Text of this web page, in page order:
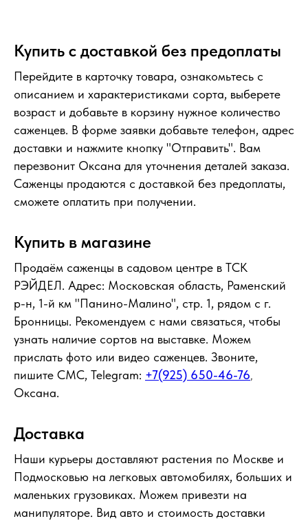
Купить с доставкой без предоплаты
Перейдите в карточку товара, ознакомьтесь с
описанием и характеристиками сорта, выберете
возраст и добавьте в корзину нужное количество
саженцев. В форме заявки добавьте телефон, адрес
доставки и нажмите кнопку "Отправить". Вам
перезвонит Оксана для уточнения деталей заказа.
Саженцы продаются с доставкой без предоплаты,
сможете оплатить при получении.
Купить в магазине
Продаём саженцы в садовом центре в ТСК
РЭЙДЕЛ. Адрес: Московская область, Раменский
р-н, 1-й км "Панино-Малино", стр. 1, рядом с г.
Бронницы. Рекомендуем с нами связаться, чтобы
узнать наличие сортов на выставке. Можем
прислать фото или видео саженцев. Звоните,
пишите СМС, Telegram: +7(925) 650-46-76,
Оксана.
Доставка
Наши курьеры доставляют растения по Москве и
Подмосковью на легковых автомобилях, больших и
маленьких грузовиках. Можем привезти на
манипуляторе. Вид авто и стоимость доставки